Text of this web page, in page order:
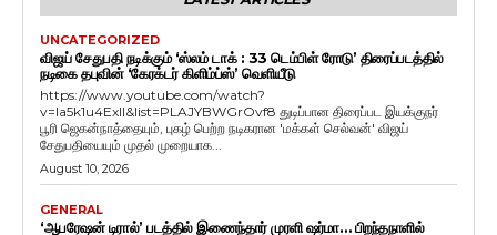
UNCATEGORIZED
விஜய் சேதுபதி நடிக்கும் ‘ஸ்லம் டாக் : 33 டெம்பிள் ரோடு’ திரைப்படத்தில்
நடிகை தபுவின் ‘கேரக்டர் கிளிம்ப்ஸ்’ வெளியீடு
https://www.youtube.com/watch?
v=Ia5k1u4ExlI&list=PLAJYBWGrOvf8 துடிப்பான திரைப்பட இயக்குநர்
பூரி ஜெகன்நாத்தையும், புகழ் பெற்ற நடிகரான 'மக்கள் செல்வன்' விஜய்
சேதுபதியையும் முதல் முறையாக...
August 10, 2026
GENERAL
‘ஆபரேஷன் டிரால்’ படத்தில் இணைந்தார் முரளி ஷர்மா… பிறந்தநாளில்